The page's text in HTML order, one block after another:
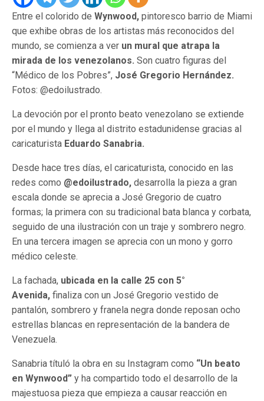
Entre el colorido de Wynwood, pintoresco barrio de Miami
que exhibe obras de los artistas más reconocidos del
mundo, se comienza a ver un mural que atrapa la
mirada de los venezolanos. Son cuatro figuras del
“Médico de los Pobres”, José Gregorio Hernández.
Fotos: @edoilustrado.
La devoción por el pronto beato venezolano se extiende
por el mundo y llega al distrito estadunidense gracias al
caricaturista Eduardo Sanabria.
Desde hace tres días, el caricaturista, conocido en las
redes como @edoilustrado, desarrolla la pieza a gran
escala donde se aprecia a José Gregorio de cuatro
formas; la primera con su tradicional bata blanca y corbata,
seguido de una ilustración con un traje y sombrero negro.
En una tercera imagen se aprecia con un mono y gorro
médico celeste.
La fachada, ubicada en la calle 25 con 5°
Avenida, finaliza con un José Gregorio vestido de
pantalón, sombrero y franela negra donde reposan ocho
estrellas blancas en representación de la bandera de
Venezuela.
Sanabria títuló la obra en su Instagram como “Un beato
en Wynwood” y ha compartido todo el desarrollo de la
majestuosa pieza que empieza a causar reacción en